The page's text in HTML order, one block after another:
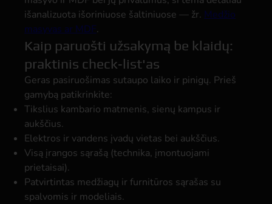
išanalizuota išoriniuose šaltiniuose — žr. Medžio
masyvas ar MDF.
Kaip paruošti užsakymą be klaidų:
praktinis check‑list'as
Geras pasiruošimas sutaupo laiko ir pinigų. Prieš
gamybą patikrinkite:
Tikslius kambario matmenis, sienų kampus ir
aukščius.
Elektros ir vandens įvadų vietas bei aukščius.
Visą įrangos sąrašą (technika, įmontuojami
prietaisai).
Patvirtintas medžiagų ir furnitūros sąrašas su
spalvomis ir modeliais.